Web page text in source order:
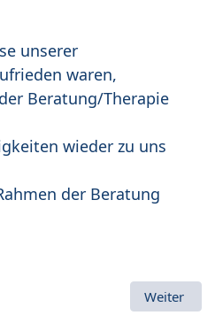
unserer
waren,
Beratung/Therapie
wieder zu uns
der Beratung
Nächster
Weiter